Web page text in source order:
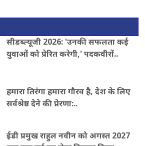
सीडब्ल्यूजी 2026: 'उनकी सफलता कई
युवाओं को प्रेरित करेगी,' पदकवीरों..
हमारा तिरंगा हमारा गौरव है, देश के लिए
सर्वश्रेष्ठ देने की प्रेरणा:..
ईडी प्रमुख राहुल नवीन को अगस्त 2027